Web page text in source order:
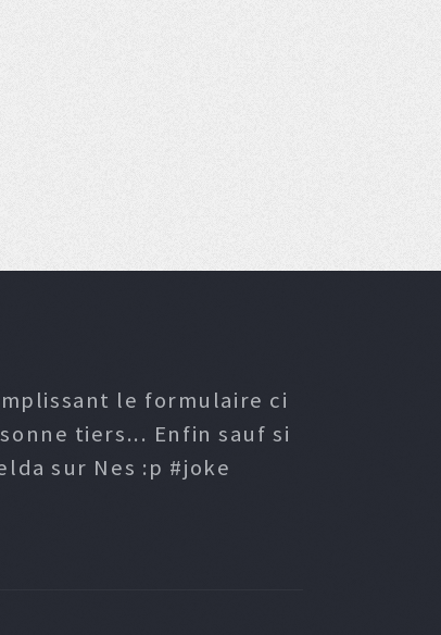
le formulaire ci
tiers... Enfin sauf si
sur Nes :p #joke